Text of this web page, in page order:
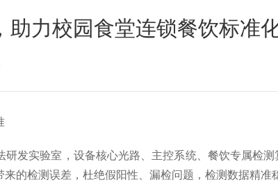
助力校园食堂连锁餐饮标准
实验室，设备核心光路、主控系统、餐饮专属检
的检测误差，杜绝假阳性、漏检问题，检测数据精